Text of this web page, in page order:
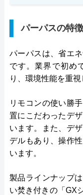
パーパスの特
パーパスは、省エ
です。業界で初め
り、環境性能を重
リモコンの使い勝
置にこだわったデ
います。また、デ
デルもあり、操作
います。
製品ラインナップ
い焚き付きの「GX